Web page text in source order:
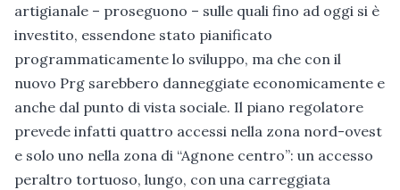
artigianale – proseguono – sulle quali fino ad oggi si è
investito, essendone stato pianificato
programmaticamente lo sviluppo, ma che con il
nuovo Prg sarebbero danneggiate economicamente e
anche dal punto di vista sociale. Il piano regolatore
prevede infatti quattro accessi nella zona nord-ovest
e solo uno nella zona di “Agnone centro”: un accesso
peraltro tortuoso, lungo, con una carreggiata